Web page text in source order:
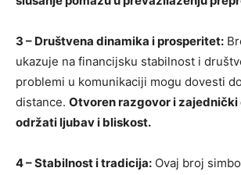
3 – Društvena dinamika i prosperitet:
ukazuje na financijsku stabilnost i
problemi u komunikaciji mogu dovesti
distance. Otvoren razgovor i
održati ljubav i bliskost.
4 – Stabilnost i tradicija: Ovaj broj